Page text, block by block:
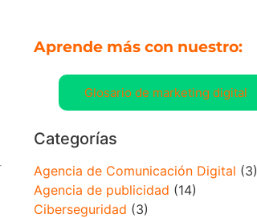
Aprende más con nuestro:
Glosario de marketing digital
Categorías
Agencia de Comunicación Digital (3)
Agencia de publicidad (14)
Ciberseguridad (3)